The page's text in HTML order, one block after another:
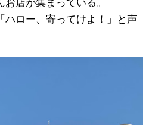
店が集まっている。
ハロー、寄ってけよ！」と声